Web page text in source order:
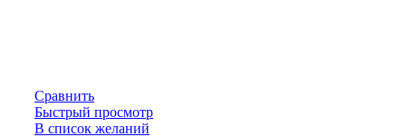
Сравнить
Быстрый просмотр
В список желаний